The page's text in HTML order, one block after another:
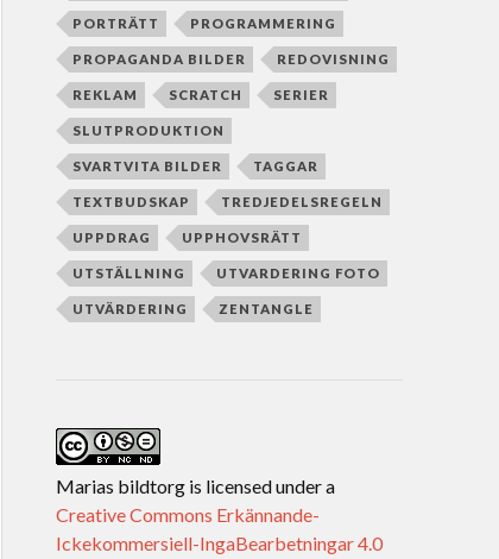
PORTRÄTT PROGRAMMERING
PROPAGANDA BILDER REDOVISNING
REKLAM SCRATCH SERIER
SLUTPRODUKTION
SVARTVITA BILDER TAGGAR
TEXTBUDSKAP TREDJEDELSREGELN
UPPDRAG UPPHOVSRÄTT
UTSTÄLLNING UTVARDERING FOTO
UTVÄRDERING ZENTANGLE
Marias bildtorgis licensed under a
Creative Commons Erkännande-
Ickekommersiell-IngaBearbetningar 4.0